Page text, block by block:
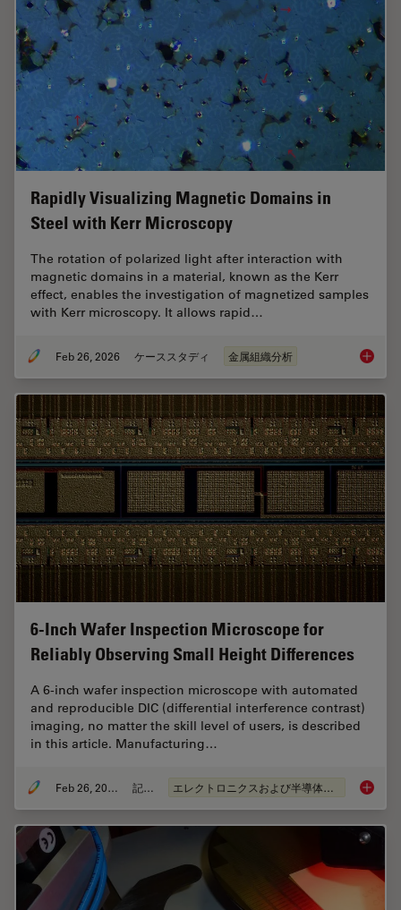
Rapidly Visualizing Magnetic Domains in
Steel with Kerr Microscopy
The rotation of polarized light after interaction with
magnetic domains in a material, known as the Kerr
effect, enables the investigation of magnetized samples
with Kerr microscopy. It allows rapid…
Feb 26, 2026 ケーススタディ 金属組織分析
6-Inch Wafer Inspection Microscope for
Reliably Observing Small Height Differences
A 6-inch wafer inspection microscope with automated
and reproducible DIC (differential interference contrast)
imaging, no matter the skill level of users, is described
in this article. Manufacturing…
Feb 26, 2026 記事 エレクトロニクスおよび半導体産業 6-Inch